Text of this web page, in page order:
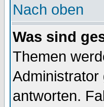
Nach oben
Was sind
Themen
antworten.